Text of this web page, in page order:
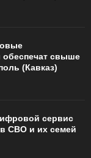
обеспечат свыше
(Кавказ)
сервис
СВО и их семей